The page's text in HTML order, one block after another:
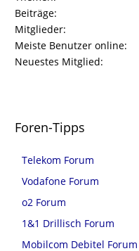
Beiträge
Mitglieder
Meiste Benutzer online
Neuestes Mitglied
Foren-Tipps
Telekom Forum
Vodafone Forum
o2 Forum
1&1 Drillisch Forum
Mobilcom Debitel Forum